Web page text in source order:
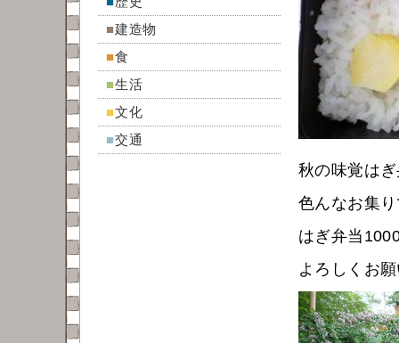
■建造物
■食
■生活
■文化
■交通
秋の味覚は
色んなお集
はぎ弁当
よろしくお